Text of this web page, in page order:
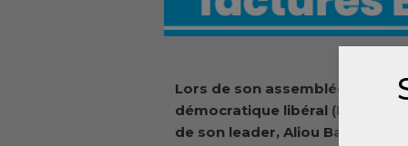
Lors de son assemblée
démocratique libéral (MoDeL)
de son leader, Aliou Bah. Le